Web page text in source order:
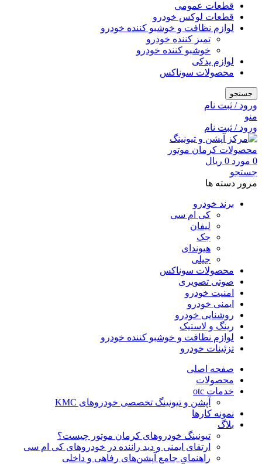
قطعات عمومی
قطعات لوکس خودرو
لوازم نظافت و خوشبو کننده خودرو
تمیز کننده خودرو
خوشبو کننده خودرو
لوازم یدکی
محصولات سوناکس
جستجو
ورود / ثبت نام
منو
ورود / ثبت نام
0 مورد 0 ریال
جستجو
مرور دسته ها
برند خودرو
کی ام سی
لیفان
جک
هیوندای
جیلی
محصولات سوناکس
صوتی تصویری
امنیت خودرو
ایمنی خودرو
روشنایی خودرو
رینگ و لاستیک
لوازم نظافت و خوشبو کننده خودرو
تزئینات خودرو
صفحه اصلی
محصولات
خدمات otc
آپشن و تیونینگ تخصصی خودروهای KMC
نمونه کارها
بلاگ
تیونینگ خودروهای کرمان موتور چیست؟
ارتقای ایمنی و دید راننده در خودروهای کی ام سی
راهنمای جامع آپشن‌های رفاهی و داخلی